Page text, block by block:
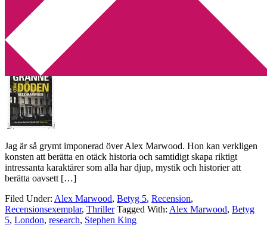
Recension: Granne med döden av Alex
Marwood
2014-11-15 byAnnika
Jag är så grymt imponerad över Alex Marwood. Hon kan verkligen
konsten att berätta en otäck historia och samtidigt skapa riktigt
intressanta karaktärer som alla har djup, mystik och historier att
berätta oavsett […]
Filed Under: Alex Marwood, Betyg 5, Recension,
Recensionsexemplar, Thriller Tagged With: Alex Marwood, Betyg
5, London, research, Stephen King